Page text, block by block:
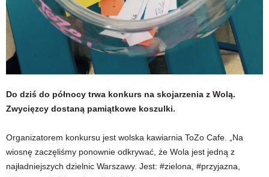
Do dziś do północy trwa konkurs na skojarzenia z Wolą.
Zwycięzcy dostaną pamiątkowe koszulki.
Organizatorem konkursu jest wolska kawiarnia ToZo Cafe. „Na
wiosnę zaczęliśmy ponownie odkrywać, że Wola jest jedną z
najładniejszych dzielnic Warszawy. Jest: #zielona, #przyjazna,